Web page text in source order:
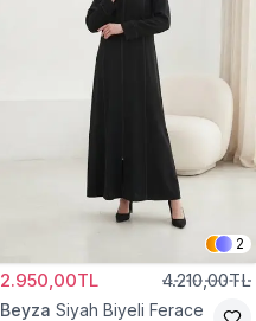
2
2.950,00TL 4.210,00TL
Beyza Siyah Biyeli Ferace